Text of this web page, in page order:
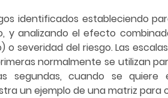
identificados estableciendo
y analizando el efecto
o severidad del riesgo. Las
normalmente se utilizan
segundas, cuando se quiere
un ejemplo de una matriz para